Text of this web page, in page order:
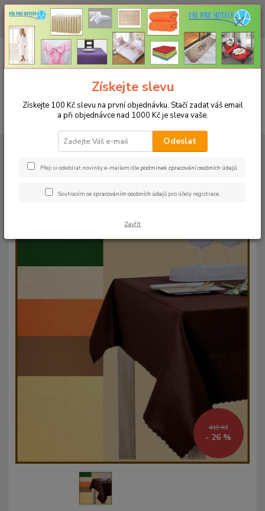
CHCETE NAKOUPIT VĚTŠÍ MNOŽSTVÍ NAŠICH PRODUKTŮ ZA LEPŠÍ
CENU? Klikněte ZDE
CZK
+420 773 794 023
Pondělí-pátek 9-16 hodin
0ks
za0 Kč
UBRUSY
Teflonové ubrusy jednobarevné s vodoodpudivou úpravou
Teflonový ubrus 140x140cm -
tmavě hnědý 128
419 Kč
- 26 %
Získejte slevu
Získejte 100 Kč slevu na první objednávku. Stačí zadat váš email
a při objednávce nad 1000 Kč je sleva vaše.
Odeslat
Přeji si odebírat novinky e-mailem dle podmínek zpracování osobních údajů.
Souhlasím se zpracováním osobních údajů pro účely registrace.
Zavřít